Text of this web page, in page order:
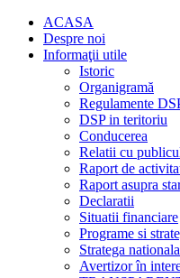
ACASA
Despre noi
Informaţii utile
Istoric
Organigramă
Regulamente
DSP in teritoriu
Conducerea
Relatii cu
Raport de
Raport asupra
Declaratii
Situatii financiare
Programe si
Stratega
Avertizor în